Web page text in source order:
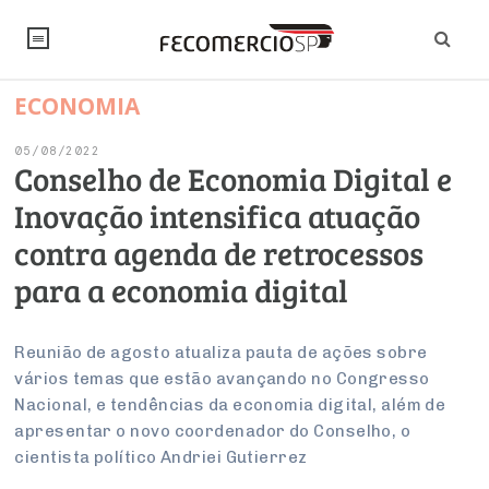
NOTÍCIAS
Artigos
Institucional
Debates Fecomercio-SP
PROJETOS ESPECIAIS:
UM BRASIL
UM BRASIL
Economia
Pesquisas
Brasil
Internacional
Modernização do Estado
Economia Digital
Inteligência Artificial
Empresas
Arbitragem e Mediação
Varejo
Atacado
Serviços
Sustentabilidade
ESG
Últimas Notícias
PESQUISAS
Sobre
Imprensa
Negociações Coletivas
CONSELHOS
Conselho de Turismo
EMPRESAS
ECONOMIA
05/08/2022
Conselho de Economia Digital e
Inovação intensifica atuação
contra agenda de retrocessos
para a economia digital
Reunião de agosto atualiza pauta de ações sobre
vários temas que estão avançando no Congresso
Nacional, e tendências da economia digital, além de
apresentar o novo coordenador do Conselho, o
cientista político Andriei Gutierrez